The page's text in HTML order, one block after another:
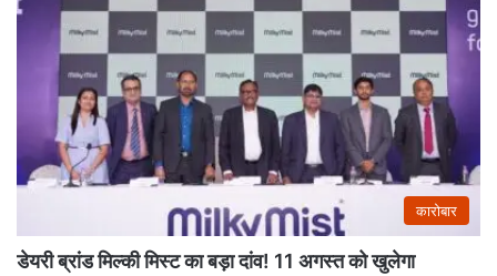
कारोबार
डेयरी ब्रांड मिल्की मिस्ट का बड़ा दांव! 11 अगस्त को खुलेगा